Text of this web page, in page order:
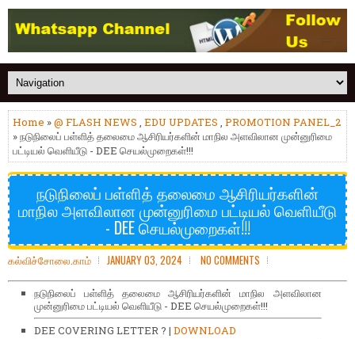
Home »@ FLASH NEWS , EDU UPDATES , PROMOTION PANEL_2
» நடுநிலைப் பள்ளித் தலைமை ஆசிரியர்களின் மாநில அளவிலான முன்னுரிமை
பட்டியல் வெளியீடு - DEE செயல்முறைகள்!!!
நடுநிலைப் பள்ளித் தலைமை ஆசிரியர்களின்
மாநில அளவிலான முன்னுரிமை பட்டியல் வெளியீடு
- DEE செயல்முறைகள்!!!
கல்விச்சோலை.காம் JANUARY 03, 2024 NO COMMENTS
நடுநிலைப் பள்ளித் தலைமை ஆசிரியர்களின் மாநில அளவிலான
முன்னுரிமை பட்டியல் வெளியீடு - DEE செயல்முறைகள்!!!
DEE COVERING LETTER ? | DOWNLOAD